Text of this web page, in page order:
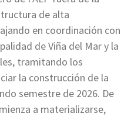
de alta
en coordinación con
de Viña del Mar y la
tramitando los
la construcción de la
semestre de 2026. De
a materializarse,